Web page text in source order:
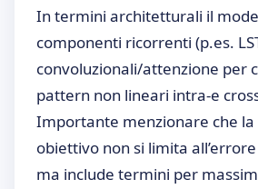
In termini architetturali il
componenti ricorrenti (p.es.
convoluzionali/attenzione per
pattern non lineari intra-e
Importante menzionare che la
obiettivo non si limita
ma include termini per